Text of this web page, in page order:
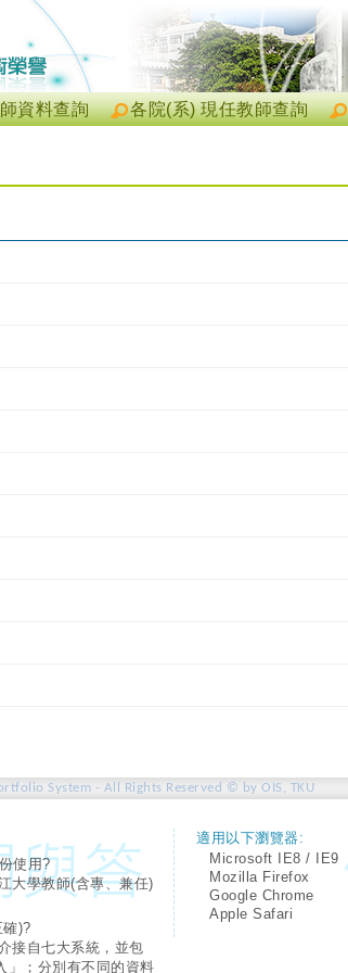
各院(系) 現任教師查詢
資料查詢
System - All Rights Reserved © by OIS, TKU
使用?
大學教師(含專、兼任)
)?
接自七大系統，並包
」；分別有不同的資料
適用以下瀏覽器:
Microsoft IE8 / IE9
Mozilla Firefox
Google Chrome
Apple Safari